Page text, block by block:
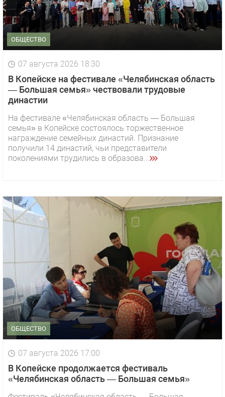
ОБЩЕСТВО
07 августа 2026 18:30
В Копейске на фестивале «Челябинская область
— Большая семья» чествовали трудовые
династии
На фестивале «Челябинская область — Большая
семья» в Копейске состоялось торжественное
награждение семейных династий. Признание
получили 14 династий, чьи представители
поколениями трудились в образова...
ОБЩЕСТВО
07 августа 2026 17:00
В Копейске продолжается фестиваль
«Челябинская область — Большая семья»